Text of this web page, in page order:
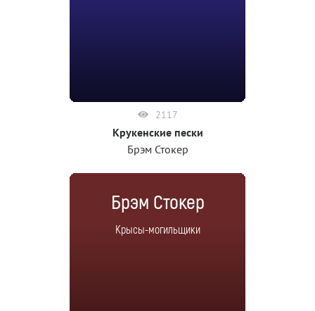
2117
Крукенские пески
Брэм Стокер
Брэм Стокер
Крысы-могильщики